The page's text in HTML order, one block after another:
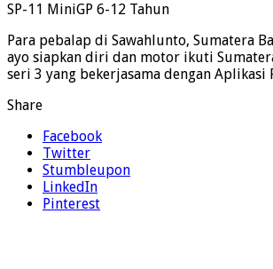
SP-11 MiniGP 6-12 Tahun
Para pebalap di Sawahlunto, Sumatera
ayo siapkan diri dan motor ikuti
seri 3 yang bekerjasama dengan Aplikasi
Share
Facebook
Twitter
Stumbleupon
LinkedIn
Pinterest